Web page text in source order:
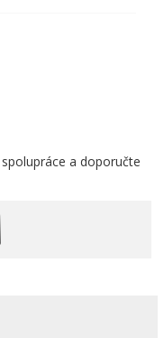
a doporučte